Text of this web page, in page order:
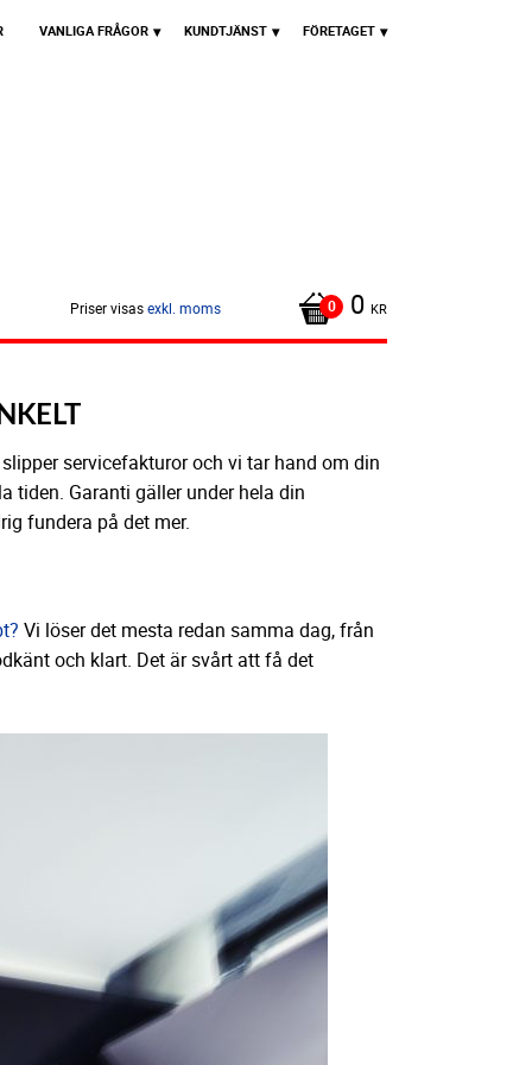
VANLIGA FRÅGOR KUNDTJÄNST FÖRETAGET
Priser visasexkl. moms 0 KR
servicefakturor och vi tar hand om din
tiden. Garanti gäller under hela din
fundera på det mer.
Vi löser det mesta redan samma dag, från
och klart. Det är svårt att få det